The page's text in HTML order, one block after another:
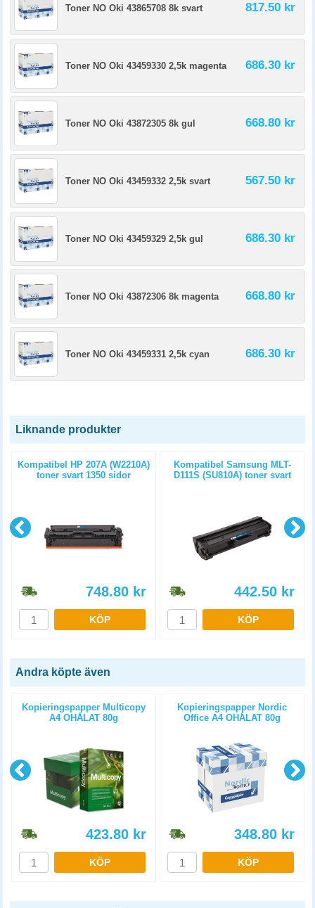
Toner NO Oki 43865708 8k svart 817.50 kr
Toner NO Oki 43459330 2,5k magenta 686.30 kr
Toner NO Oki 43872305 8k gul 668.80 kr
Toner NO Oki 43459332 2,5k svart 567.50 kr
Toner NO Oki 43459329 2,5k gul 686.30 kr
Toner NO Oki 43872306 8k magenta 668.80 kr
Toner NO Oki 43459331 2,5k cyan 686.30 kr
Liknande produkter
Kompatibel HP 207A (W2210A)
toner svart 1350 sidor
748.80 kr
KÖP
Kompatibel Samsung MLT-
D111S (SU810A) toner svart
442.50 kr
KÖP
Andra köpte även
Kopieringspapper Multicopy
A4 OHÅLAT 80g
423.80 kr
KÖP
Kopieringspapper Nordic
Office A4 OHÅLAT 80g
348.80 kr
KÖP